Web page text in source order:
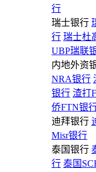
行
瑞士银行
行 瑞士杜
UBP瑞联
内地外资
NRA银行
银行 渣打
侨FTN银
迪拜银行
Misr银行
泰国银行
行 泰国